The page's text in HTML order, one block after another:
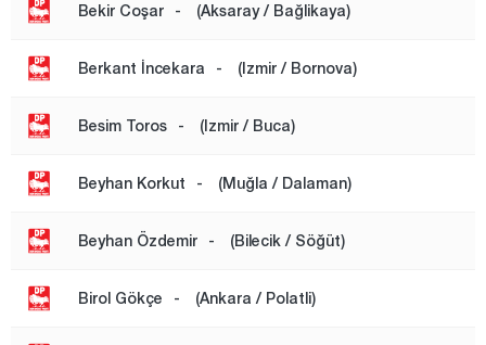
Bekir Coşar - (Aksaray / Bağlikaya)
Berkant İncekara - (Izmir / Bornova)
Besim Toros - (Izmir / Buca)
Beyhan Korkut - (Muğla / Dalaman)
Beyhan Özdemir - (Bilecik / Söğüt)
Birol Gökçe - (Ankara / Polatli)